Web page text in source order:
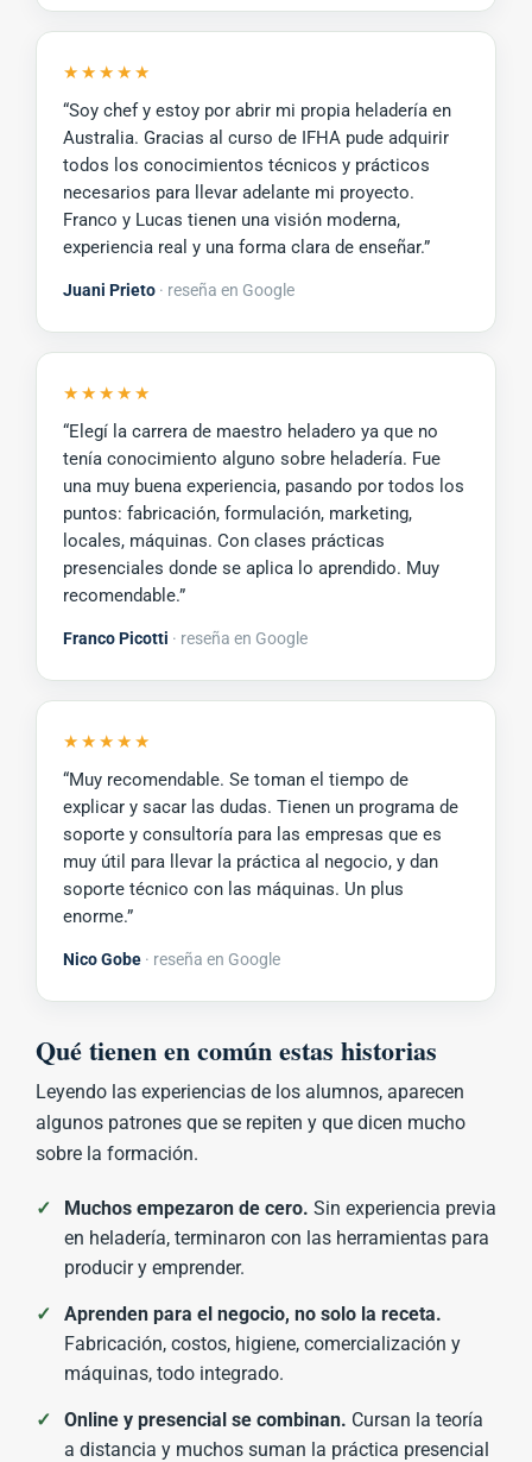
★★★★★
“Soy chef y estoy por abrir mi propia heladería en
Australia. Gracias al curso de IFHA pude adquirir
todos los conocimientos técnicos y prácticos
necesarios para llevar adelante mi proyecto.
Franco y Lucas tienen una visión moderna,
experiencia real y una forma clara de enseñar.”
Juani Prieto · reseña en Google
★★★★★
“Elegí la carrera de maestro heladero ya que no
tenía conocimiento alguno sobre heladería. Fue
una muy buena experiencia, pasando por todos los
puntos: fabricación, formulación, marketing,
locales, máquinas. Con clases prácticas
presenciales donde se aplica lo aprendido. Muy
recomendable.”
Franco Picotti · reseña en Google
★★★★★
“Muy recomendable. Se toman el tiempo de
explicar y sacar las dudas. Tienen un programa de
soporte y consultoría para las empresas que es
muy útil para llevar la práctica al negocio, y dan
soporte técnico con las máquinas. Un plus
enorme.”
Nico Gobe · reseña en Google
Qué tienen en común estas historias
Leyendo las experiencias de los alumnos, aparecen
algunos patrones que se repiten y que dicen mucho
sobre la formación.
✓ Muchos empezaron de cero. Sin experiencia previa
en heladería, terminaron con las herramientas para
producir y emprender.
✓
Aprenden para el negocio, no solo la receta.
Fabricación, costos, higiene, comercialización y
máquinas, todo integrado.
✓ Online y presencial se combinan. Cursan la teoría
a distancia y muchos suman la práctica presencial